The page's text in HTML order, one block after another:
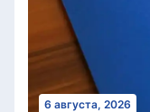
6 августа, 2026